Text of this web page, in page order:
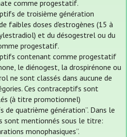
comme progestatif.
de troisième génération
faibles doses d'estrogènes (15 à
et du désogestrel ou du
progestatif.
contenant comme progestatif
le diénogest, la drospirénone ou
ne sont classés dans aucune de
Ces contraceptifs sont
(à titre promotionnel)
de quatrième génération”. Dans le
sont mentionnés sous le titre:
monophasiques”.